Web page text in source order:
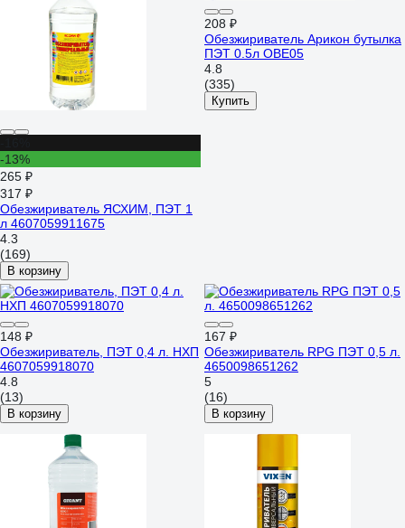
-13%
265 ₽
317 ₽
Обезжириватель ЯСХИМ, ПЭТ 1
л 4607059911675
4.3
(169)
В корзину
208 ₽
Обезжириватель Арикон бутылка
ПЭТ 0.5л OBE05
4.8
(335)
Купить
148 ₽
Обезжириватель, ПЭТ 0,4 л. НХП
4607059918070
4.8
(13)
В корзину
167 ₽
Обезжириватель RPG ПЭТ 0,5 л.
4650098651262
5
(16)
В корзину